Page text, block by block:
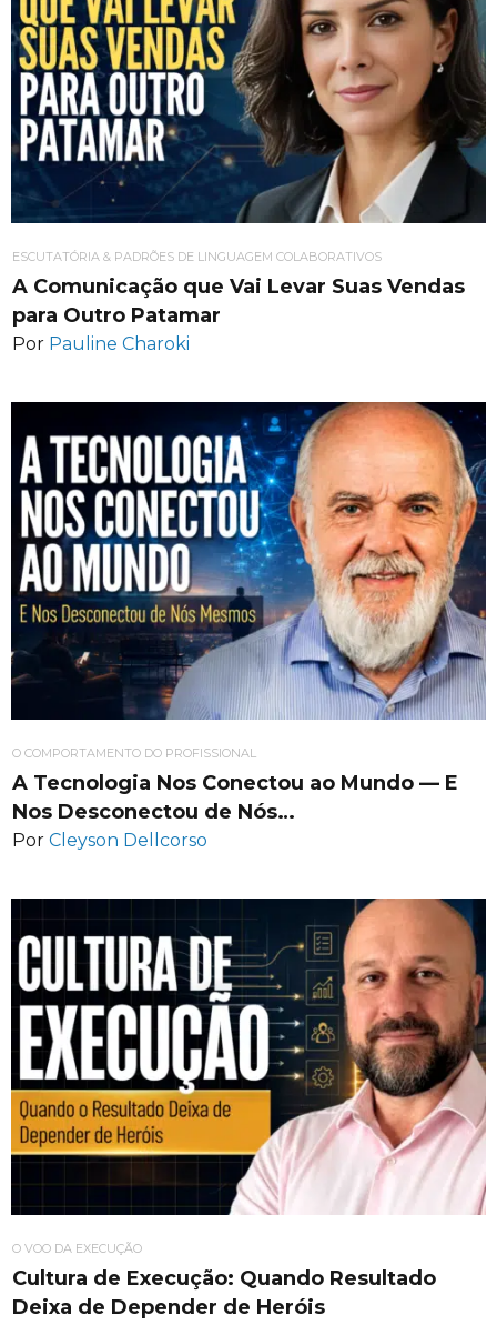
ESCUTATÓRIA & PADRÕES DE LINGUAGEM COLABORATIVOS
A Comunicação que Vai Levar Suas Vendas
para Outro Patamar
Por Pauline Charoki
O COMPORTAMENTO DO PROFISSIONAL
A Tecnologia Nos Conectou ao Mundo — E
Nos Desconectou de Nós…
Por Cleyson Dellcorso
O VOO DA EXECUÇÃO
Cultura de Execução: Quando Resultado
Deixa de Depender de Heróis